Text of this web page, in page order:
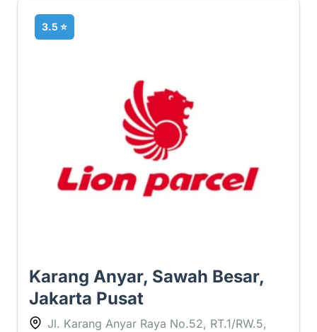
3.5 ⭐
Karang Anyar, Sawah Besar,
Jakarta Pusat
Jl. Karang Anyar Raya No.52, RT.1/RW.5,